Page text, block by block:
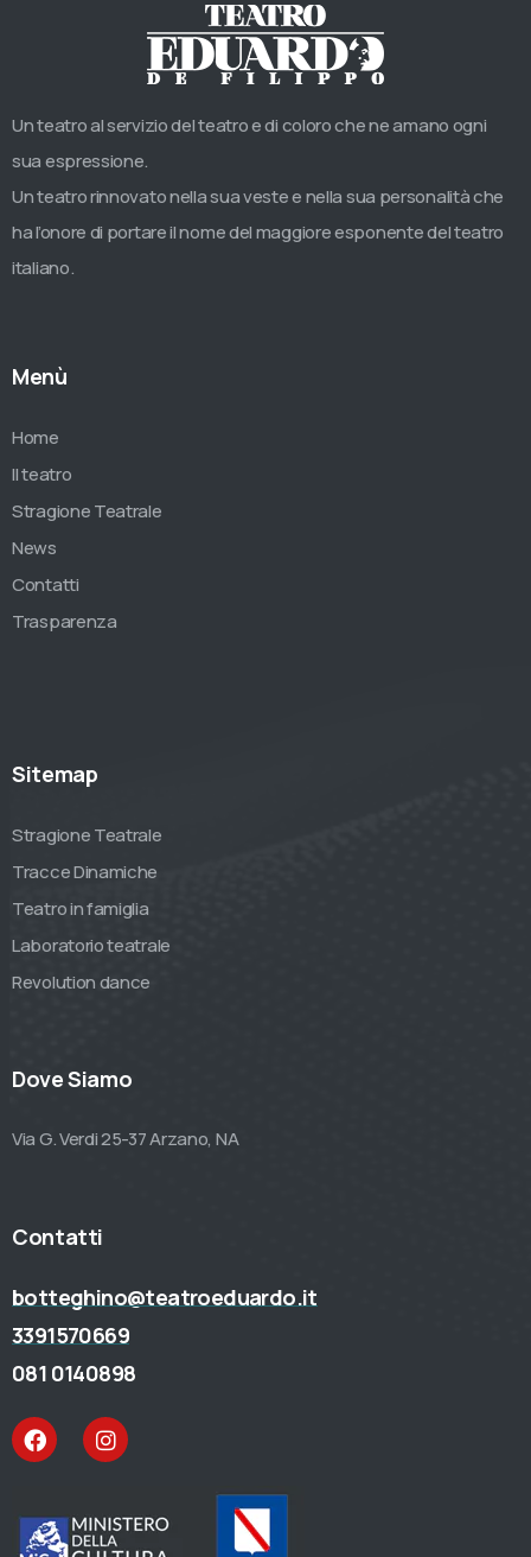
Un teatro al servizio del teatro e di coloro che ne amano ogni
sua espressione.
Un teatro rinnovato nella sua veste e nella sua personalità che
ha l’onore di portare il nome del maggiore esponente del teatro
italiano.
Menù
Home
Il teatro
Stragione Teatrale
News
Contatti
Trasparenza
Sitemap
Stragione Teatrale
Tracce Dinamiche
Teatro in famiglia
Laboratorio teatrale
Revolution dance
Dove Siamo
Via G. Verdi 25-37 Arzano, NA
Contatti
botteghino@teatroeduardo.it
3391570669
081 0140898